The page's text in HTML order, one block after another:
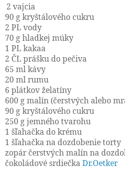
2 vajcia
90 g kryštálového cukru
2 PL vody
70 g hladkej múky
1 PL kakaa
2 ČL prášku do pečiva
65 ml kávy
20 ml rumu
6 plátkov želatíny
600 g malín (čerstvých alebo
90 g kryštálového cukru
250 g jemného tvarohu
1 šľahačka do krému
1 šľahačka na dozdobenie torty
zopár čerstvých malín na
čokoládové srdiečkaDr.Oetker